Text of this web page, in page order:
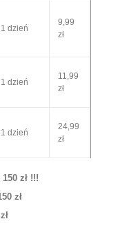
1 dzień
9,99
zł
1 dzień
11,99
zł
1 dzień
24,99
zł
zł !!!
zł